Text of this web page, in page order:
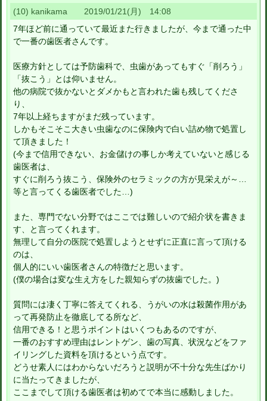
(10) kanikama 2019/01/21(月) 14:08
7年ほど前に通っていて最近また行きましたが、今まで通った中
で一番の歯医者さんです。
医療方針としては予防歯科で、虫歯があってもすぐ「削ろう」
「抜こう」とは仰いません。
他の病院で抜かないとダメかもと言われた歯も残してくださ
り、
7年以上経ちますがまだ残っています。
しかもそこそこ大きい虫歯なのに保険内で白い詰め物で処置し
て頂きました！
(今まで信用できない、お金儲けの事しか考えていないと感じる
歯医者は、
すぐに削ろう抜こう、保険外のセラミックの方が見栄えが～…
等と言ってくる歯医者でした…)
また、専門でない分野ではここでは難しいので紹介状を書きま
す、と言ってくれます。
無理して自分の医院で処置しようとせずに正直に言って頂ける
のは、
個人的にいい歯医者さんの特徴だと思います。
(僕の場合は変な生え方をした親知らずの抜歯でした。)
質問には凄く丁寧に答えてくれる、うがいの水は殺菌作用があ
って再発防止を徹底してる所など、
信用できる！と思うポイントはいくつもあるのですが、
一番のおすすめ理由はレントゲン、歯の写真、状況などをファ
イリングした資料を頂けるという点です。
どうせ素人にはわからないだろうと説明が不十分な先生ばかり
に当たってきましたが、
ここまでして頂ける歯医者は初めてで本当に感動しました。